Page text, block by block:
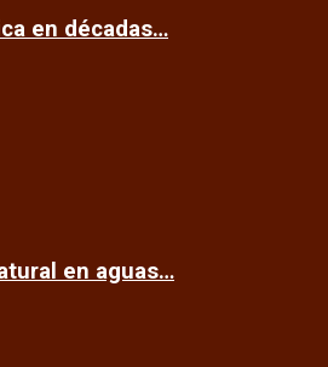
en décadas…
en aguas…